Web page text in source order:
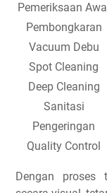
Pemeriksaan Awal
Pembongkaran
Vacuum Debu
Spot Cleaning
Deep Cleaning
Sanitasi
Pengeringan
Quality Control
Dengan proses